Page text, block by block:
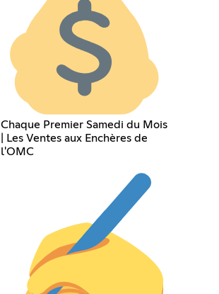
Chaque Premier Samedi du Mois
| Les Ventes aux Enchères de
l'OMC